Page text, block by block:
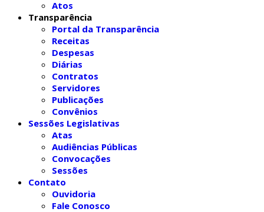
Atos
Transparência
Portal da Transparência
Receitas
Despesas
Diárias
Contratos
Servidores
Publicações
Convênios
Sessões Legislativas
Atas
Audiências Públicas
Convocações
Sessões
Contato
Ouvidoria
Fale Conosco